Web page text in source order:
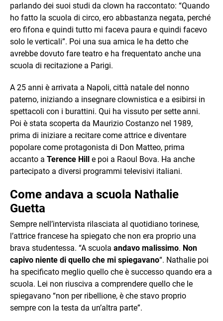
parlando dei suoi studi da clown ha raccontato: “Quando
ho fatto la scuola di circo, ero abbastanza negata, perché
ero fifona e quindi tutto mi faceva paura e quindi facevo
solo le verticali”. Poi una sua amica le ha detto che
avrebbe dovuto fare teatro e ha frequentato anche una
scuola di recitazione a Parigi.
A 25 anni è arrivata a Napoli, città natale del nonno
paterno, iniziando a insegnare clownistica e a esibirsi in
spettacoli con i burattini. Qui ha vissuto per sette anni.
Poi è stata scoperta da Maurizio Costanzo nel 1989,
prima di iniziare a recitare come attrice e diventare
popolare come protagonista di Don Matteo, prima
accanto a Terence Hill e poi a Raoul Bova. Ha anche
partecipato a diversi programmi televisivi italiani.
Come andava a scuola Nathalie
Guetta
Sempre nell’intervista rilasciata al quotidiano torinese,
l’attrice francese ha spiegato che non era proprio una
brava studentessa. “A scuola andavo malissimo. Non
capivo niente di quello che mi spiegavano“. Nathalie poi
ha specificato meglio quello che è successo quando era a
scuola. Lei non riusciva a comprendere quello che le
spiegavano “non per ribellione, è che stavo proprio
sempre con la testa da un’altra parte”.